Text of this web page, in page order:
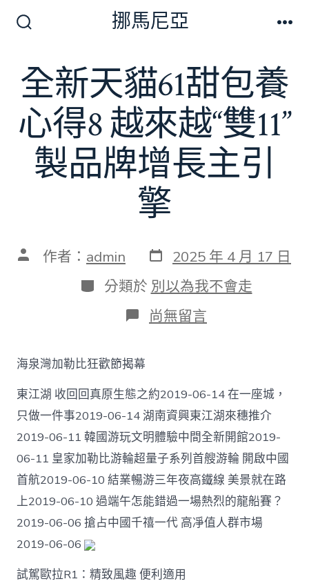
切
換
開
關
挪馬尼亞
全新天貓61甜包養
心得8 越來越“雙11”
製品牌增長主引
擎
文 作者： admin 發
表
日
期
2025 年 4 月 17 日
分
類
分類於 別以為我不會走
在
〈全
61
甜
包
養
心
得
8
越
來
越
“雙
品
牌
尚無留言
海泉灣加勒比狂歡節揭幕
東江湖 收回回真原生態之約2019-06-14 在一座城，
只做一件事2019-06-14 湖南資興東江湖來穗推介
2019-06-11 韓國游玩文明體驗中間全新開館2019-
06-11 皇家加勒比游輪超量子系列首艘游輪 開啟中國
首航2019-06-10 結業暢游三年夜高鐵線 美景就在路
上2019-06-10 過端午怎能錯過一場熱烈的龍船賽？
2019-06-06 搶占中國千禧一代 高凈值人群市場
2019-06-06
試駕歐拉R1：精致風趣 便利適用